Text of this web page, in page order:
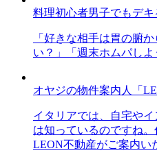
料理初心者男子でもデ
「好きな相手は胃の腑
い？」「週末ホムパし
オヤジの物件案内人「
イタリアでは、自宅や
は知っているのですね
LEON不動産がご案内い